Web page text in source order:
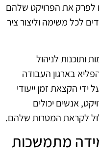
לפרק את הפרויקט שלהם
לכל משימה וליצור ציר
ותוכנות לניהול
בארגון העבודה
הקצאת זמן ייעודי
אנשים יכולים
לקראת המטרות שלהם.
מתמשכות